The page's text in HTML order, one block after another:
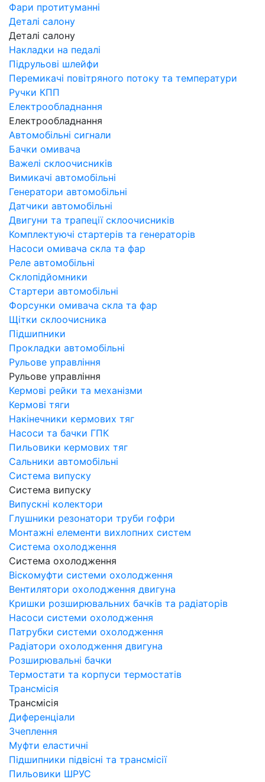
Фари протитуманні
Деталі салону
Деталі салону
Накладки на педалі
Підрульові шлейфи
Перемикачі повітряного потоку та температури
Ручки КПП
Електрообладнання
Електрообладнання
Автомобільні сигнали
Бачки омивача
Важелі склоочисників
Вимикачі автомобільні
Генератори автомобільні
Датчики автомобільні
Двигуни та трапеції склоочисників
Комплектуючі стартерів та генераторів
Насоси омивача скла та фар
Реле автомобільні
Склопідйомники
Стартери автомобільні
Форсунки омивача скла та фар
Щітки склоочисника
Підшипники
Прокладки автомобільні
Рульове управління
Рульове управління
Кермові рейки та механізми
Кермові тяги
Накінечники кермових тяг
Насоси та бачки ГПК
Пильовики кермових тяг
Сальники автомобільні
Система випуску
Система випуску
Випускні колектори
Глушники резонатори труби гофри
Монтажні елементи вихлопних систем
Система охолодження
Система охолодження
Віскомуфти системи охолодження
Вентилятори охолодження двигуна
Кришки розширювальних бачків та радіаторів
Насоси системи охолодження
Патрубки системи охолодження
Радіатори охолодження двигуна
Розширювальні бачки
Термостати та корпуси термостатів
Трансмісія
Трансмісія
Диференціали
Зчеплення
Муфти еластичні
Підшипники підвісні та трансмісії
Пильовики ШРУС